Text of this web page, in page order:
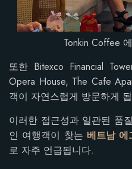
Tonkin Coffee
또한 Bitexco Financial
Opera House, The Cafe
객이 자연스럽게 방문하게
이러한 접근성과 일관된 품
인 여행객이 찾는 베트남 에
로 자주 언급됩니다.